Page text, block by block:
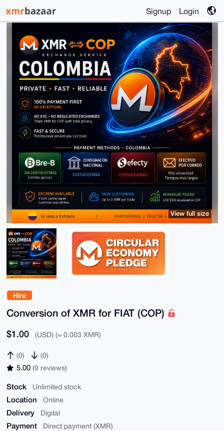
Signup Login
Hire
Conversion of XMR for FIAT (COP)
$1.00 (USD) (≈ 0.003 XMR)
(0) (0)
5.00 (9 reviews)
Stock Unlimited stock
Location Online
Delivery Digital
Payment Direct payment (XMR)
View full size